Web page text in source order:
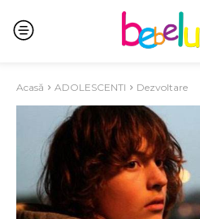
Acasă ADOLESCENTI Dezvoltare